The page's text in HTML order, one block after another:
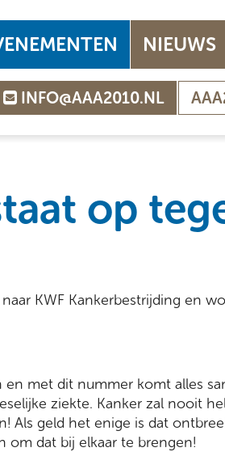
NIEUWS
INFO@AAA2010.NL
op
KWF Kankerbestrijding en
met dit nummer komt alles
ziekte. Kanker zal nooit
Als geld het enige is dat
om dat bij elkaar te brengen!